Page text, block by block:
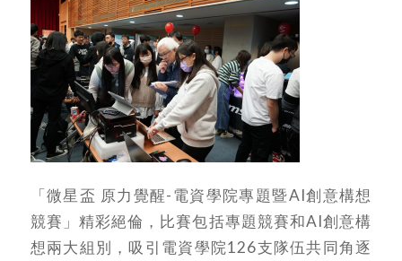
「微星盃 原力覺醒-電資學院專題暨AI創意構想
競賽」精彩絕倫，比賽包括專題競賽和AI創意構
想兩大組別，吸引電資學院126支隊伍共同角逐